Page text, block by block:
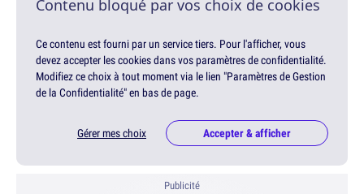
Contenu bloqué par vos choix de cookies
Ce contenu est fourni par un service tiers. Pour l'afficher, vous
devez accepter les cookies dans vos paramètres de confidentialité.
Modifiez ce choix à tout moment via le lien "Paramètres de Gestion
de la Confidentialité" en bas de page.
Gérer mes choix Accepter & afficher
Publicité